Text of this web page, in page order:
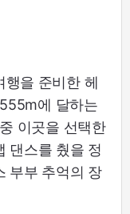
행을 준비한 헤
에 달하는
이곳을 선택한
댄스를 췄을 정
부부 추억의 장